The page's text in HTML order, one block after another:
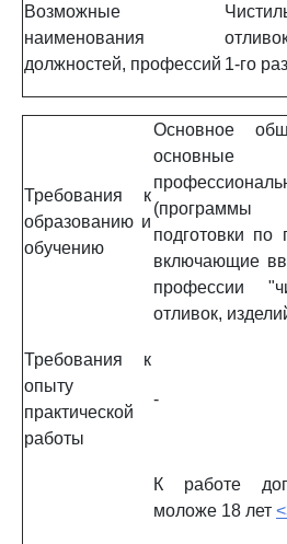
Возможные
наименования
должностей, профессий 1-го
Требования к
образованию и
обучению
Основное
(программы
подготовки по
включающие
профессии
отливок,
Требования к
опыту
практической
работы
-
К работе
моложе 18 лет